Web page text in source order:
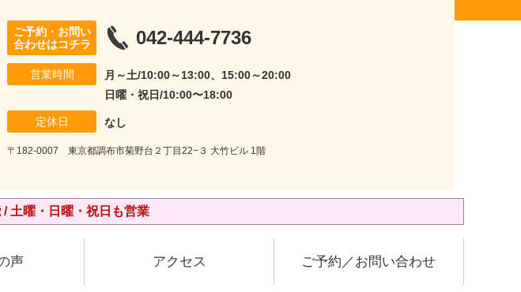
ご予約・お問い
合わせはコチラ
042-444-7736
営業時間
月～土/10:00～13:00、15:00～20:00
日曜・祝日/10:00〜18:00
定休日 なし
〒182-0007 東京都調布市菊野台２丁目22−３ 大竹ビル 1階
土曜・日曜・祝日も営業
声 アクセス ご予約／お問い合わせ